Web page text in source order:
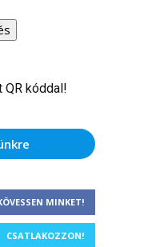
QR kóddal!
MINKET!
CSATLAKOZZON!